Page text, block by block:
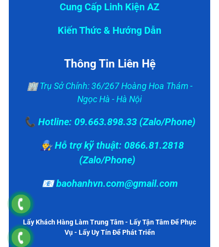
Cung Cấp Linh Kiện AZ
Kiến Thức & Hướng Dẫn
Thông Tin Liên Hệ
🏢 Trụ Sở Chính: 36/267 Hoàng Hoa Thám -
Ngọc Hà - Hà Nội
📞 Hotline: 09.663.898.33 (Zalo/Phone)
👨‍🔧 Hỗ trợ kỹ thuật: 0866.81.2818
(Zalo/Phone)
📧 baohanhvn.com@gmail.com
Lấy Khách Hàng Làm Trung Tâm - Lấy Tận Tâm Để Phục
Vụ - Lấy Uy Tín Để Phát Triển